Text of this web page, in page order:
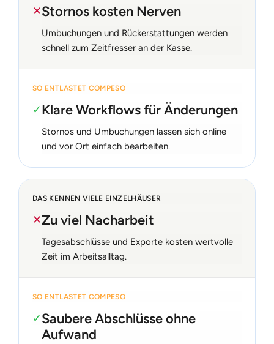
✕Stornos kosten Nerven
Umbuchungen und Rückerstattungen werden
schnell zum Zeitfresser an der Kasse.
SO ENTLASTET COMPESO
✓Klare Workflows für Änderungen
Stornos und Umbuchungen lassen sich online
und vor Ort einfach bearbeiten.
DAS KENNEN VIELE EINZELHÄUSER
✕Zu viel Nacharbeit
Tagesabschlüsse und Exporte kosten wertvolle
Zeit im Arbeitsalltag.
SO ENTLASTET COMPESO
✓Saubere Abschlüsse ohne
Aufwand